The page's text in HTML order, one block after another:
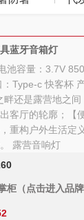
蓝牙音箱灯
池容量：3.7V
Type-c 快客杯
还是露营地之
客厅的轮廓；【
重构户外生活定
露营音响灯
柜（点击进入品牌